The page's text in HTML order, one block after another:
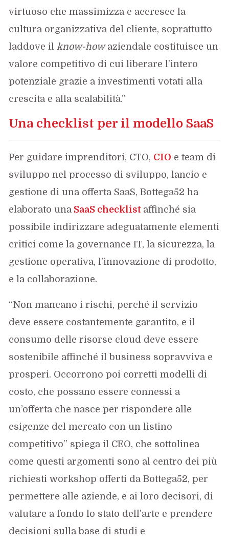
virtuoso che massimizza e accresce la
cultura organizzativa del cliente, soprattutto
laddove il know-howaziendale costituisce un
valore competitivo di cui liberare l’intero
potenziale grazie a investimenti votati alla
crescita e alla scalabilità.”
Una checklist per il modello SaaS
Per guidare imprenditori, CTO, CIO e team di
sviluppo nel processo di sviluppo, lancio e
gestione di una offerta SaaS, Bottega52 ha
elaborato una SaaS checklist affinché sia
possibile indirizzare adeguatamente elementi
critici come la governance IT, la sicurezza, la
gestione operativa, l’innovazione di prodotto,
e la collaborazione.
“Non mancano i rischi, perché il servizio
deve essere costantemente garantito, e il
consumo delle risorse cloud deve essere
sostenibile affinché il business sopravviva e
prosperi. Occorrono poi corretti modelli di
costo, che possano essere connessi a
un’offerta che nasce per rispondere alle
esigenze del mercato con un listino
competitivo” spiega il CEO, che sottolinea
come questi argomenti sono al centro dei più
richiesti workshop offerti da Bottega52, per
permettere alle aziende, e ai loro decisori, di
valutare a fondo lo stato dell’arte e prendere
decisioni sulla base di studi e